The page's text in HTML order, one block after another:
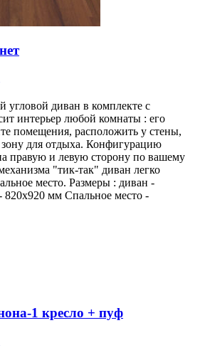
диван в комплекте с
интерьер любой комнаты : его
помещения, расположить у стены,
для отдыха. Конфигурацию
правую и левую сторону по вашему
"тик-так" диван легко
место. Размеры : диван -
мм Спальное место -
1 кресло + пуф